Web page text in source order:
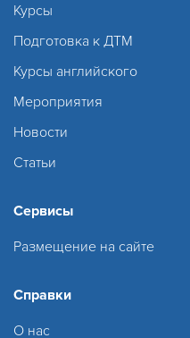
Курсы
Подготовка к ДТМ
Курсы английского
Мероприятия
Новости
Статьи
Сервисы
Размещение на сайте
Справки
О нас